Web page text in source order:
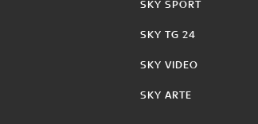
SKY SPORT
SKY TG 24
SKY VIDEO
SKY ARTE